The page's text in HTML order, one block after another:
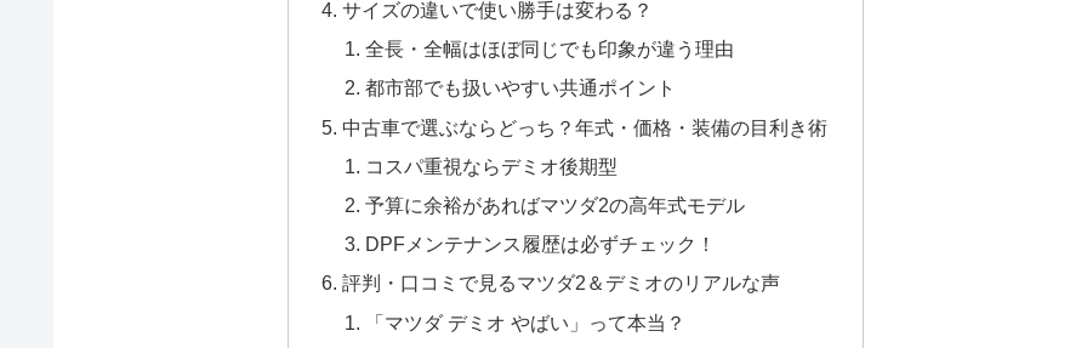
サイズの違いで使い勝手は変わる？
全長・全幅はほぼ同じでも印象が違う理由
都市部でも扱いやすい共通ポイント
中古車で選ぶならどっち？年式・価格・装備の目利き術
コスパ重視ならデミオ後期型
予算に余裕があればマツダ2の高年式モデル
DPFメンテナンス履歴は必ずチェック！
評判・口コミで見るマツダ2＆デミオのリアルな声
「マツダ デミオ やばい」って本当？